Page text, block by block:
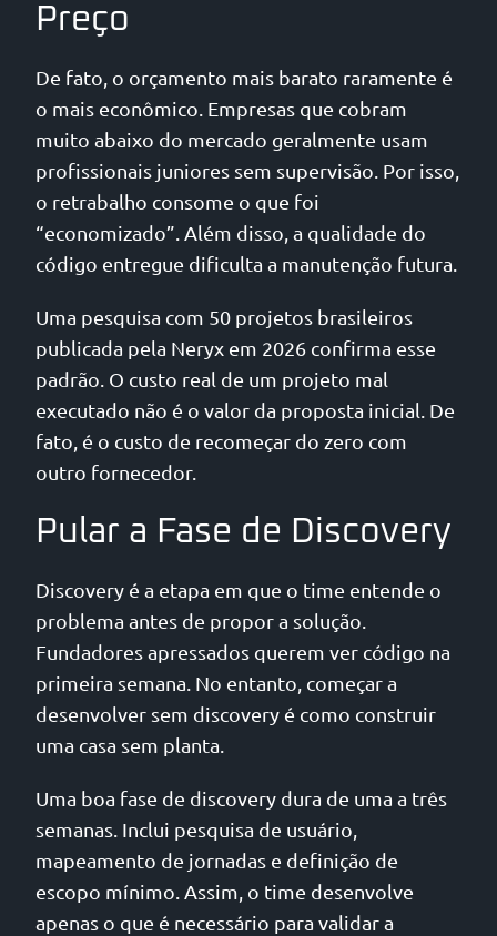
Preço
De fato, o orçamento mais barato raramente é
o mais econômico. Empresas que cobram
muito abaixo do mercado geralmente usam
profissionais juniores sem supervisão. Por isso,
o retrabalho consome o que foi
“economizado”. Além disso, a qualidade do
código entregue dificulta a manutenção futura.
Uma pesquisa com 50 projetos brasileiros
publicada pela Neryx em 2026 confirma esse
padrão. O custo real de um projeto mal
executado não é o valor da proposta inicial. De
fato, é o custo de recomeçar do zero com
outro fornecedor.
Pular a Fase de Discovery
Discovery é a etapa em que o time entende o
problema antes de propor a solução.
Fundadores apressados querem ver código na
primeira semana. No entanto, começar a
desenvolver sem discovery é como construir
uma casa sem planta.
Uma boa fase de discovery dura de uma a três
semanas. Inclui pesquisa de usuário,
mapeamento de jornadas e definição de
escopo mínimo. Assim, o time desenvolve
apenas o que é necessário para validar a